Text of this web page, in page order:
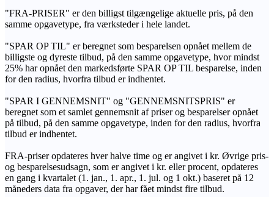
"FRA-PRISER" er den billigst tilgængelige aktuelle pris, på den
samme opgavetype, fra værksteder i hele landet.
"SPAR OP TIL" er beregnet som besparelsen opnået mellem de
billigste og dyreste tilbud, på den samme opgavetype, hvor mindst
25% har opnået den markedsførte SPAR OP TIL besparelse, inden
for den radius, hvorfra tilbud er indhentet.
"SPAR I GENNEMSNIT" og "GENNEMSNITSPRIS" er
beregnet som et samlet gennemsnit af priser og besparelser opnået
på tilbud, på den samme opgavetype, inden for den radius, hvorfra
tilbud er indhentet.
FRA-priser opdateres hver halve time og er angivet i kr. Øvrige pris-
og besparelsesudsagn, som er angivet i kr. eller procent, opdateres
en gang i kvartalet (1. jan., 1. apr., 1. jul. og 1 okt.) baseret på 12
måneders data fra opgaver, der har fået mindst fire tilbud.